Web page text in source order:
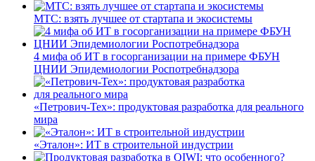
МТС: взять лучшее от стартапа и экосистемы
4 мифа об ИТ в госорганизации на примере ФБУН
ЦНИИ Эпидемиологии Роспотребнадзора
«Петрович-Тех»: продуктовая разработка для реального
мира
«Эталон»: ИТ в строительной индустрии